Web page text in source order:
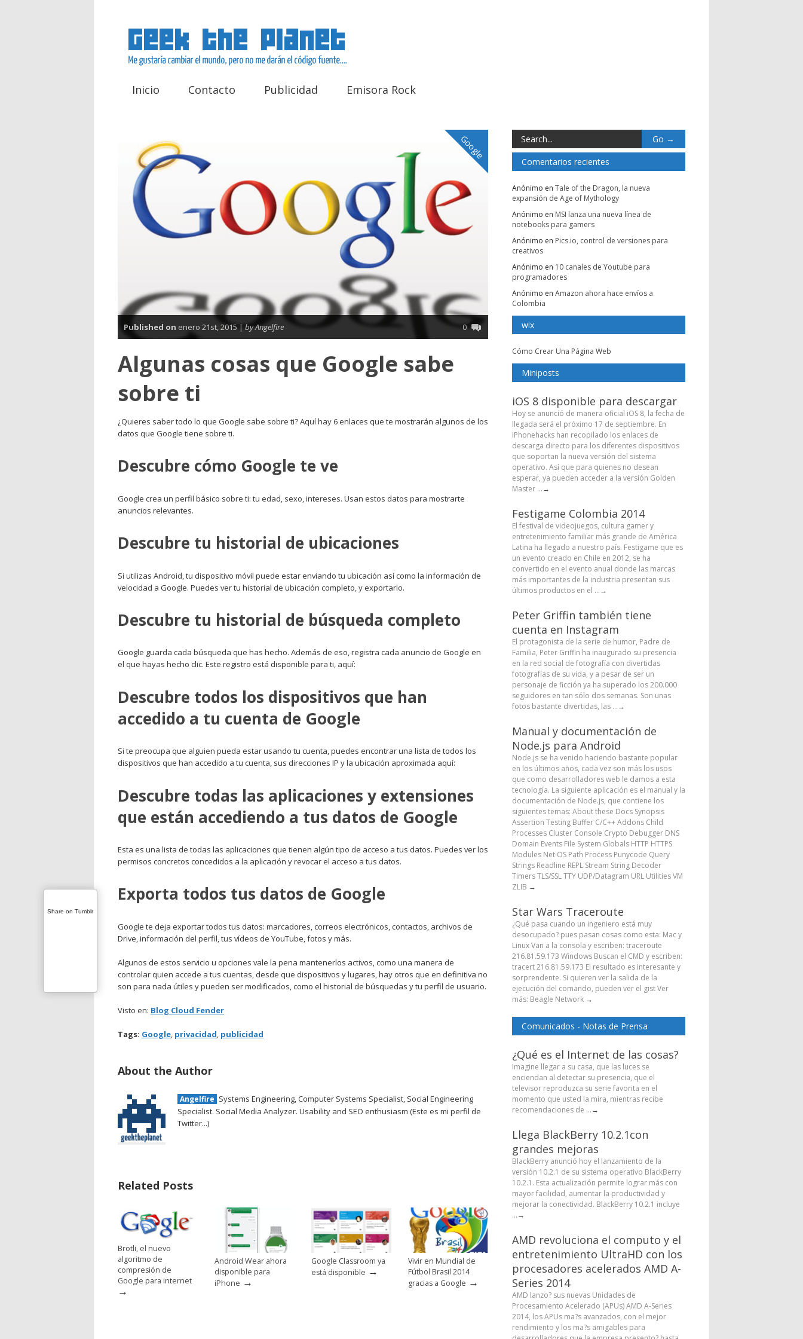
Inicio Contacto Publicidad Emisora Rock
Google
Published on enero 21st, 2015 | by Angelfire 0
Algunas cosas que Google sabe
sobre ti
¿Quieres saber todo lo que Google sabe sobre ti? Aquí hay 6 enlaces que te mostrarán algunos de los
datos que Google tiene sobre ti.
Descubre cómo Google te ve
Google crea un perfil básico sobre ti: tu edad, sexo, intereses. Usan estos datos para mostrarte
anuncios relevantes.
Descubre tu historial de ubicaciones
Si utilizas Android, tu dispositivo móvil puede estar enviando tu ubicación así como la información de
velocidad a Google. Puedes ver tu historial de ubicación completo, y exportarlo.
Descubre tu historial de búsqueda completo
Google guarda cada búsqueda que has hecho. Además de eso, registra cada anuncio de Google en
el que hayas hecho clic. Este registro está disponible para ti, aquí:
Descubre todos los dispositivos que han
accedido a tu cuenta de Google
Si te preocupa que alguien pueda estar usando tu cuenta, puedes encontrar una lista de todos los
dispositivos que han accedido a tu cuenta, sus direcciones IP y la ubicación aproximada aquí:
Descubre todas las aplicaciones y extensiones
que están accediendo a tus datos de Google
Esta es una lista de todas las aplicaciones que tienen algún tipo de acceso a tus datos. Puedes ver los
permisos concretos concedidos a la aplicación y revocar el acceso a tus datos.
Exporta todos tus datos de Google
Google te deja exportar todos tus datos: marcadores, correos electrónicos, contactos, archivos de
Drive, información del perfil, tus vídeos de YouTube, fotos y más.
Algunos de estos servicio u opciones vale la pena mantenerlos activos, como una manera de
controlar quien accede a tus cuentas, desde que dispositivos y lugares, hay otros que en definitiva no
son para nada útiles y pueden ser modificados, como el historial de búsquedas y tu perfil de usuario.
Visto en: Blog Cloud Fender
Tags: Google, privacidad, publicidad
About the Author
Angelfire Systems Engineering, Computer Systems Specialist, Social Engineering
Specialist. Social Media Analyzer. Usability and SEO enthusiasm (Este es mi perfil de
Twitter...)
Related Posts
Brotli, el nuevo
algoritmo de
compresión de
Google para internet
→
Android Wear ahora
disponible para
iPhone →
Google Classroom ya
está disponible →
Vivir en Mundial de
Fútbol Brasil 2014
gracias a Google →
Comentarios recientes
Anónimo en Tale of the Dragon, la nueva
expansión de Age of Mythology
Anónimo en MSI lanza una nueva línea de
notebooks para gamers
Anónimo en Pics.io, control de versiones para
creativos
Anónimo en 10 canales de Youtube para
programadores
Anónimo en Amazon ahora hace envíos a
Colombia
wix
Cómo Crear Una Página Web
Miniposts
iOS 8 disponible para descargar
Hoy se anunció de manera oficial iOS 8, la fecha de
llegada será el próximo 17 de septiembre. En
iPhonehacks han recopilado los enlaces de
descarga directo para los diferentes dispositivos
que soportan la nueva versión del sistema
operativo. Así que para quienes no desean
esperar, ya pueden acceder a la versión Golden
Master ...→
Festigame Colombia 2014
El festival de videojuegos, cultura gamer y
entretenimiento familiar más grande de América
Latina ha llegado a nuestro país. Festigame que es
un evento creado en Chile en 2012, se ha
convertido en el evento anual donde las marcas
más importantes de la industria presentan sus
últimos productos en el ...→
Peter Griffin también tiene
cuenta en Instagram
El protagonista de la serie de humor, Padre de
Familia, Peter Griffin ha inaugurado su presencia
en la red social de fotografía con divertidas
fotografías de su vida, y a pesar de ser un
personaje de ficción ya ha superado los 200.000
seguidores en tan sólo dos semanas. Son unas
fotos bastante divertidas, las ...→
Manual y documentación de
Node.js para Android
Node.js se ha venido haciendo bastante popular
en los últimos años, cada vez son más los usos
que como desarrolladores web le damos a esta
tecnología. La siguiente aplicación es el manual y la
documentación de Node.js, que contiene los
siguientes temas: About these Docs Synopsis
Assertion Testing Buffer C/C++ Addons Child
Processes Cluster Console Crypto Debugger DNS
Domain Events File System Globals HTTP HTTPS
Modules Net OS Path Process Punycode Query
Strings Readline REPL Stream String Decoder
Timers TLS/SSL TTY UDP/Datagram URL Utilities VM
ZLIB →
Star Wars Traceroute
¿Qué pasa cuando un ingeniero está muy
desocupado? pues pasan cosas como esta: Mac y
Linux Van a la consola y escriben: traceroute
216.81.59.173 Windows Buscan el CMD y escriben:
tracert 216.81.59.173 El resultado es interesante y
sorprendente. Si quieren ver la salida de la
ejecución del comando, pueden ver el gist Ver
más: Beagle Network →
Comunicados - Notas de Prensa
¿Qué es el Internet de las cosas?
Imagine llegar a su casa, que las luces se
enciendan al detectar su presencia, que el
televisor reproduzca su serie favorita en el
momento que usted la mira, mientras recibe
recomendaciones de ...→
Llega BlackBerry 10.2.1con
grandes mejoras
BlackBerry anunció hoy el lanzamiento de la
versión 10.2.1 de su sistema operativo BlackBerry
10.2.1. Esta actualización permite lograr más con
mayor facilidad, aumentar la productividad y
mejorar la conectividad. BlackBerry 10.2.1 incluye
...→
AMD revoluciona el computo y el
entretenimiento UltraHD con los
procesadores acelerados AMD A-
Series 2014
AMD lanzo? sus nuevas Unidades de
Procesamiento Acelerado (APUs) AMD A-Series
2014, los APUs ma?s avanzados, con el mejor
rendimiento y los ma?s amigables para
Share on Tumblr